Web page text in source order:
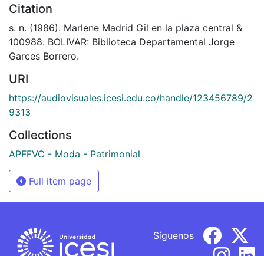
Citation
s. n. (1986). Marlene Madrid Gil en la plaza central &
100988. BOLIVAR: Biblioteca Departamental Jorge
Garces Borrero.
URI
https://audiovisuales.icesi.edu.co/handle/123456789/2
9313
Collections
APFFVC - Moda - Patrimonial
Full item page
Síguenos